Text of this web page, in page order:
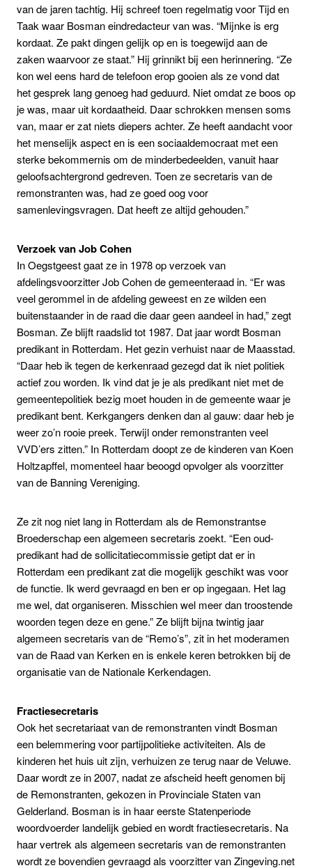
van de jaren tachtig. Hij schreef toen regelmatig voor Tijd en
Taak waar Bosman eindredacteur van was. “Mijnke is erg
kordaat. Ze pakt dingen gelijk op en is toegewijd aan de
zaken waarvoor ze staat.” Hij grinnikt bij een herinnering. “Ze
kon wel eens hard de telefoon erop gooien als ze vond dat
het gesprek lang genoeg had geduurd. Niet omdat ze boos op
je was, maar uit kordaatheid. Daar schrokken mensen soms
van, maar er zat niets diepers achter. Ze heeft aandacht voor
het menselijk aspect en is een sociaaldemocraat met een
sterke bekommernis om de minderbedeelden, vanuit haar
geloofsachtergrond gedreven. Toen ze secretaris van de
remonstranten was, had ze goed oog voor
samenlevingsvragen. Dat heeft ze altijd gehouden.”
Verzoek van Job Cohen
In Oegstgeest gaat ze in 1978 op verzoek van
afdelingsvoorzitter Job Cohen de gemeenteraad in. “Er was
veel gerommel in de afdeling geweest en ze wilden een
buitenstaander in de raad die daar geen aandeel in had,” zegt
Bosman. Ze blijft raadslid tot 1987. Dat jaar wordt Bosman
predikant in Rotterdam. Het gezin verhuist naar de Maasstad.
“Daar heb ik tegen de kerkenraad gezegd dat ik niet politiek
actief zou worden. Ik vind dat je je als predikant niet met de
gemeentepolitiek bezig moet houden in de gemeente waar je
predikant bent. Kerkgangers denken dan al gauw: daar heb je
weer zo’n rooie preek. Terwijl onder remonstranten veel
VVD’ers zitten.” In Rotterdam doopt ze de kinderen van Koen
Holtzapffel, momenteel haar beoogd opvolger als voorzitter
van de Banning Vereniging.
Ze zit nog niet lang in Rotterdam als de Remonstrantse
Broederschap een algemeen secretaris zoekt. “Een oud-
predikant had de sollicitatiecommissie getipt dat er in
Rotterdam een predikant zat die mogelijk geschikt was voor
de functie. Ik werd gevraagd en ben er op ingegaan. Het lag
me wel, dat organiseren. Misschien wel meer dan troostende
woorden tegen deze en gene.” Ze blijft bijna twintig jaar
algemeen secretaris van de “Remo’s”, zit in het moderamen
van de Raad van Kerken en is enkele keren betrokken bij de
organisatie van de Nationale Kerkendagen.
Fractiesecretaris
Ook het secretariaat van de remonstranten vindt Bosman
een belemmering voor partijpolitieke activiteiten. Als de
kinderen het huis uit zijn, verhuizen ze terug naar de Veluwe.
Daar wordt ze in 2007, nadat ze afscheid heeft genomen bij
de Remonstranten, gekozen in Provinciale Staten van
Gelderland. Bosman is in haar eerste Statenperiode
woordvoerder landelijk gebied en wordt fractiesecretaris. Na
haar vertrek als algemeen secretaris van de remonstranten
wordt ze bovendien gevraagd als voorzitter van Zingeving.net